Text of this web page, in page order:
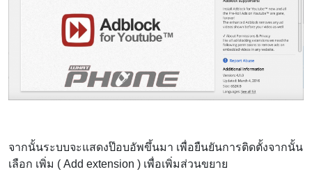
จากนั้นระบบจะแสดงป๊อบอัพขึ้นมา เพื่อยืนยันการติดตั้งจากนั้น
เลือก เพิ่ม ( Add extension ) เพื่อเพิ่มส่วนขยาย